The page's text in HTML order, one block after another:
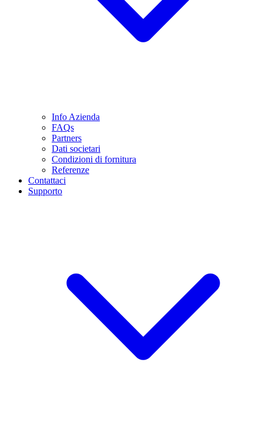
Info Azienda
FAQs
Partners
Dati societari
Condizioni di fornitura
Referenze
Contattaci
Supporto